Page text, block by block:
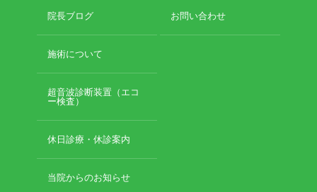
院長ブログ
施術について
超音波診断装置（エコ
ー検査）
休日診療・休診案内
当院からのお知らせ
お問い合わせ